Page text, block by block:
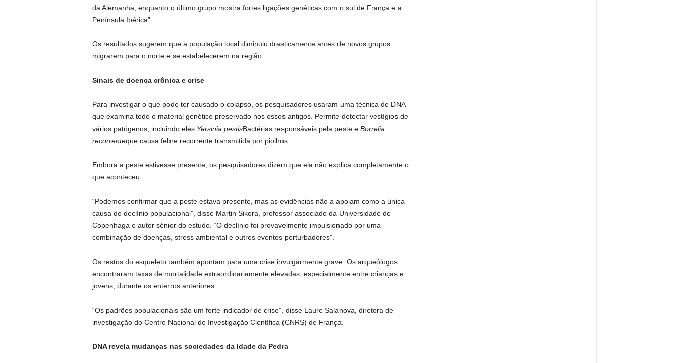
da Alemanha, enquanto o último grupo mostra fortes ligações genéticas com o sul de França e a
Península Ibérica”.
Os resultados sugerem que a população local diminuiu drasticamente antes de novos grupos
migrarem para o norte e se estabelecerem na região.
Sinais de doença crônica e crise
Para investigar o que pode ter causado o colapso, os pesquisadores usaram uma técnica de DNA
que examina todo o material genético preservado nos ossos antigos. Permite detectar vestígios de
vários patógenos, incluindo eles Yersinia pestisBactérias responsáveis ​​pela peste e Borrelia
recorrenteque causa febre recorrente transmitida por piolhos.
Embora a peste estivesse presente, os pesquisadores dizem que ela não explica completamente o
que aconteceu.
“Podemos confirmar que a peste estava presente, mas as evidências não a apoiam como a única
causa do declínio populacional”, disse Martin Sikora, professor associado da Universidade de
Copenhaga e autor sénior do estudo. “O declínio foi provavelmente impulsionado por uma
combinação de doenças, stress ambiental e outros eventos perturbadores”.
Os restos do esqueleto também apontam para uma crise invulgarmente grave. Os arqueólogos
encontraram taxas de mortalidade extraordinariamente elevadas, especialmente entre crianças e
jovens, durante os enterros anteriores.
“Os padrões populacionais são um forte indicador de crise”, disse Laure Salanova, diretora de
investigação do Centro Nacional de Investigação Científica (CNRS) de França.
DNA revela mudanças nas sociedades da Idade da Pedra